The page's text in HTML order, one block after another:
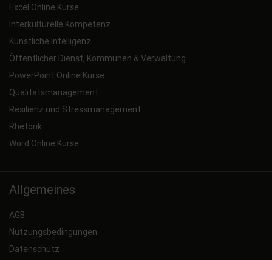
Excel Online Kurse
Interkulturelle Kompetenz
Künstliche Intelligenz
Öffentlicher Dienst, Kommunen & Verwaltung
PowerPoint Online Kurse
Qualitätsmanagement
Resilienz und Stressmanagement
Rhetorik
Word Online Kurse
Allgemeines
AGB
Nutzungsbedingungen
Datenschutz